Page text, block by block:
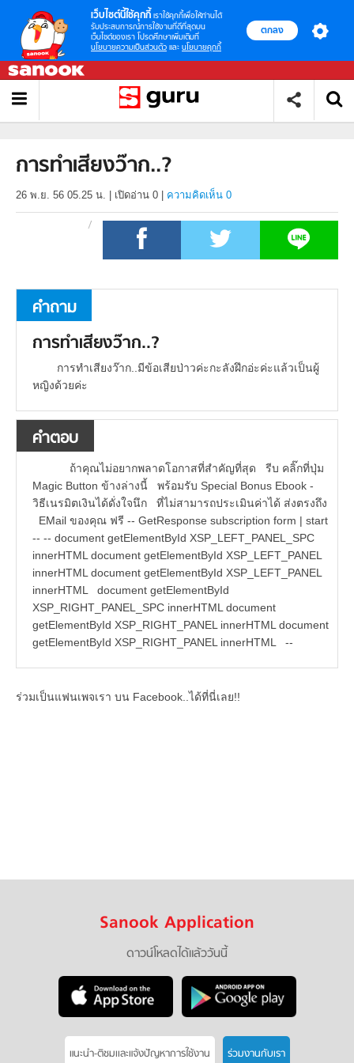
เว็บไซต์นี้ใช้คุกกี้ เราใช้คุกกี้เพื่อให้ท่านได้
รับประสบการณ์การใช้งานที่ดีที่สุดบน
เว็บไซต์ของเรา โปรดศึกษาเพิ่มเติมที่
นโยบายความเป็นส่วนตัว และ นโยบายคุกกี้
ตกลง
การทำเสียงว๊าก..?
26 พ.ย. 56 05.25 น. เปิดอ่าน 0 ความคิดเห็น 0
คำถาม
การทำเสียงว๊าก..?
การทำเสียงว๊าก..มีข้อเสียป่าวค่ะกะลังฝึกอ่ะค่ะแล้วเป็นผู้
หญิงด้วยค่ะ
คำตอบ
ถ้าคุณไม่อยากพลาดโอกาสที่สำคัญที่สุด รีบ คลิ๊กที่ปุ่ม
Magic Button ข้างล่างนี้ พร้อมรับ Special Bonus Ebook -
วิธีเนรมิตเงินได้ดั่งใจนึก ที่ไม่สามารถประเมินค่าได้ ส่งตรงถึง
EMail ของคุณ ฟรี -- GetResponse subscription form | start
-- -- document getElementById XSP_LEFT_PANEL_SPC
innerHTML document getElementById XSP_LEFT_PANEL
innerHTML document getElementById XSP_LEFT_PANEL
innerHTML document getElementById
XSP_RIGHT_PANEL_SPC innerHTML document
getElementById XSP_RIGHT_PANEL innerHTML document
getElementById XSP_RIGHT_PANEL innerHTML --
ร่วมเป็นแฟนเพจเรา บน Facebook..ได้ที่นี่เลย!!
Sanook Application
ดาวน์โหลดได้แล้ววันนี้
แนะนำ-ติชมเเละแจ้งปัญหาการใช้งาน ร่วมงานกับเรา